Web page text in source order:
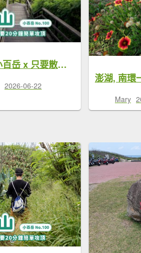
【蛇頭山】澎湖小百岳 x 只要散步20分鐘內就能抵達的小百岳
2026-06-22
澎湖, 南環
Mary